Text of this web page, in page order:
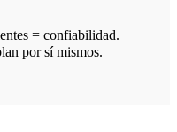
= confiabilidad.
por sí mismos.